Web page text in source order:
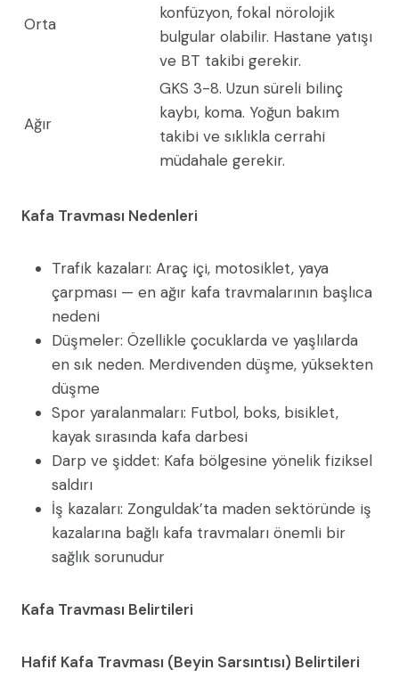
Orta
konfüzyon, fokal nörolojik
bulgular olabilir. Hastane yatışı
ve BT takibi gerekir.
Ağır
GKS 3-8. Uzun süreli bilinç
kaybı, koma. Yoğun bakım
takibi ve sıklıkla cerrahi
müdahale gerekir.
Kafa Travması Nedenleri
Trafik kazaları: Araç içi, motosiklet, yaya
çarpması — en ağır kafa travmalarının başlıca
nedeni
Düşmeler: Özellikle çocuklarda ve yaşlılarda
en sık neden. Merdivenden düşme, yüksekten
düşme
Spor yaralanmaları: Futbol, boks, bisiklet,
kayak sırasında kafa darbesi
Darp ve şiddet: Kafa bölgesine yönelik fiziksel
saldırı
İş kazaları: Zonguldak’ta maden sektöründe iş
kazalarına bağlı kafa travmaları önemli bir
sağlık sorunudur
Kafa Travması Belirtileri
Hafif Kafa Travması (Beyin Sarsıntısı) Belirtileri